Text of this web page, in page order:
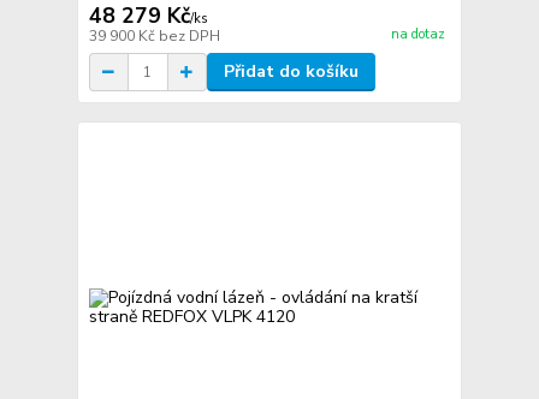
48 279 Kč/ks
39 900 Kč bez DPH na dotaz
Přidat do košíku